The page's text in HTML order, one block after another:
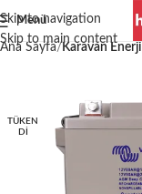
Skip to navigation
Skip to main content
Menü
Ana Sayfa Karavan Enerji
TÜKEN
DI